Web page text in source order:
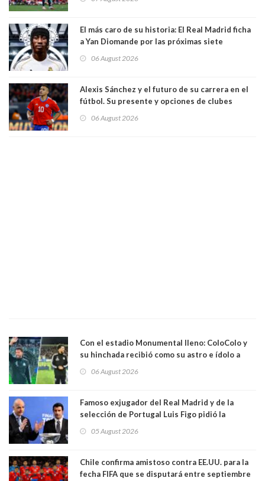
El más caro de su historia: El Real Madrid ficha
a Yan Diomande por las próximas siete
06 August 2026
Alexis Sánchez y el futuro de su carrera en el
fútbol. Su presente y opciones de clubes
06 August 2026
Con el estadio Monumental lleno: ColoColo y
su hinchada recibió como su astro e ídolo a
06 August 2026
Famoso exjugador del Real Madrid y de la
selección de Portugal Luis Figo pidió la
comportamiento más bajo y cobarde que he
05 August 2026
Chile confirma amistoso contra EE.UU. para la
fecha FIFA que se disputará entre septiembre